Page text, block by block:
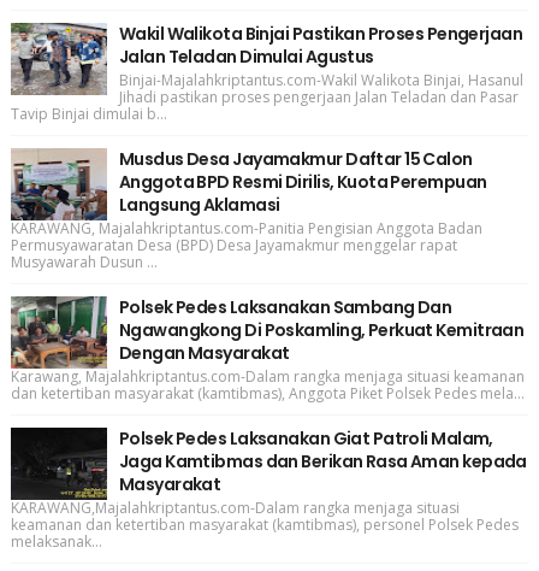
Wakil Walikota Binjai Pastikan Proses Pengerjaan
Jalan Teladan Dimulai Agustus
Binjai-Majalahkriptantus.com-Wakil Walikota Binjai, Hasanul
Jihadi pastikan proses pengerjaan Jalan Teladan dan Pasar
Tavip Binjai dimulai b...
Musdus Desa Jayamakmur Daftar 15 Calon
Anggota BPD Resmi Dirilis, Kuota Perempuan
Langsung Aklamasi
KARAWANG, Majalahkriptantus.com-Panitia Pengisian Anggota Badan
Permusyawaratan Desa (BPD) Desa Jayamakmur menggelar rapat
Musyawarah Dusun ...
Polsek Pedes Laksanakan Sambang Dan
Ngawangkong Di Poskamling, Perkuat Kemitraan
Dengan Masyarakat
Karawang, Majalahkriptantus.com-Dalam rangka menjaga situasi keamanan
dan ketertiban masyarakat (kamtibmas), Anggota Piket Polsek Pedes mela...
Polsek Pedes Laksanakan Giat Patroli Malam,
Jaga Kamtibmas dan Berikan Rasa Aman kepada
Masyarakat
KARAWANG,Majalahkriptantus.com-Dalam rangka menjaga situasi
keamanan dan ketertiban masyarakat (kamtibmas), personel Polsek Pedes
melaksanak...